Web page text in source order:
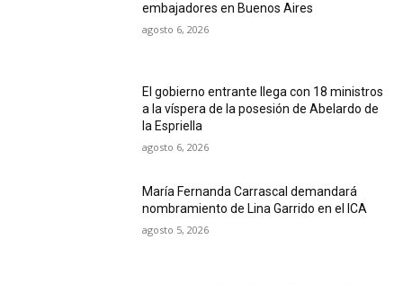
embajadores en Buenos Aires
agosto 6, 2026
El gobierno entrante llega con 18 ministros
a la víspera de la posesión de Abelardo de
la Espriella
agosto 6, 2026
María Fernanda Carrascal demandará
nombramiento de Lina Garrido en el ICA
agosto 5, 2026